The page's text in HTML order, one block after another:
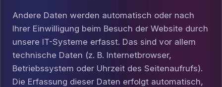
Andere Daten werden automatisch oder nach
Ihrer Einwilligung beim Besuch der Website durch
unsere IT-Systeme erfasst. Das sind vor allem
technische Daten (z. B. Internetbrowser,
Betriebssystem oder Uhrzeit des Seitenaufrufs).
Die Erfassung dieser Daten erfolgt automatisch,